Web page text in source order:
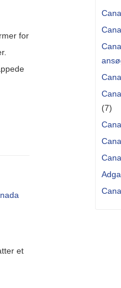
for
et
(7)